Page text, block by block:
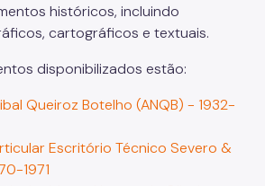
históricos, incluindo
cartográficos e textuais.
disponibilizados estão:
Queiroz Botelho (ANQB) - 1932-
Escritório Técnico Severo &
1971